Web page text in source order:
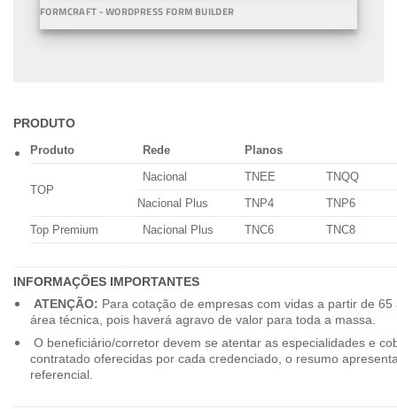
FORMCRAFT - WORDPRESS FORM BUILDER
PRODUTO
Produto Rede Planos
TOP
Nacional TNEE
TNQQ
Nacional Plus
TNP4
TNP6
Top Premium
Nacional Plus TNC6 TNC8
INFORMAÇÕES IMPORTANTES
ATENÇÃO: Para cotação de empresas com vidas a partir de
área técnica, pois haverá agravo de valor para toda a massa.
O beneficiário/corretor devem se atentar as especialidades e
contratado oferecidas por cada credenciado, o resumo
referencial.